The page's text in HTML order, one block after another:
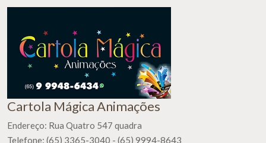
Cartola Mágica Animações
Endereço: Rua Quatro 547 quadra
Telefone: (65) 3365-3040 - (65) 9994-8643